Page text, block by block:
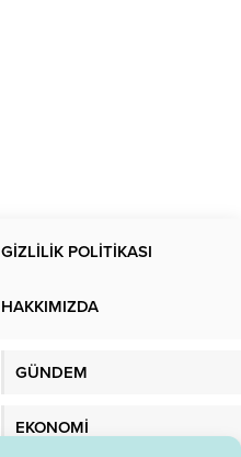
GİZLİLİK POLİTİKASI
HAKKIMIZDA
GÜNDEM
EKONOMİ